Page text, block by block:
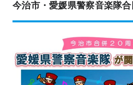
今治市・愛媛県警察音楽隊合